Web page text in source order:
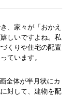
、家々が「おかえ
しいですよね。私
くりや住宅の配置
ています。
全体が半月状にカ
対して、建物を配